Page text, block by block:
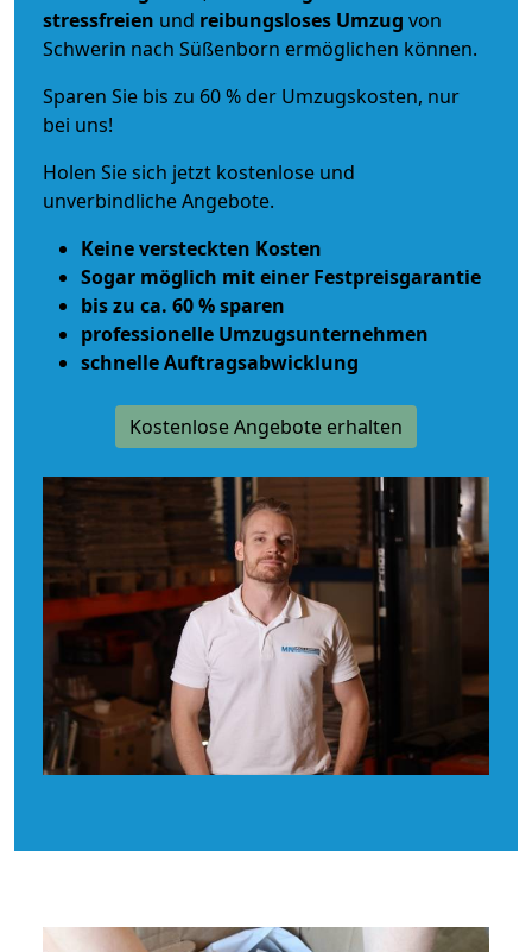
stressfreien und reibungsloses Umzug von
Schwerin nach Süßenborn ermöglichen können.
Sparen Sie bis zu 60 % der Umzugskosten, nur
bei uns!
Holen Sie sich jetzt kostenlose und
unverbindliche Angebote.
Keine versteckten Kosten
Sogar möglich mit einer Festpreisgarantie
bis zu ca. 60 % sparen
professionelle Umzugsunternehmen
schnelle Auftragsabwicklung
Kostenlose Angebote erhalten